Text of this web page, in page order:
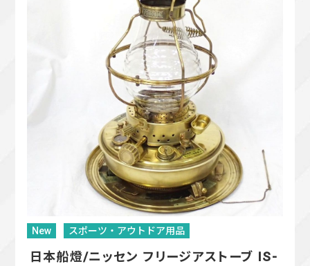
New スポーツ・アウトドア用品
日本船燈/ニッセン フリージアストーブ IS-